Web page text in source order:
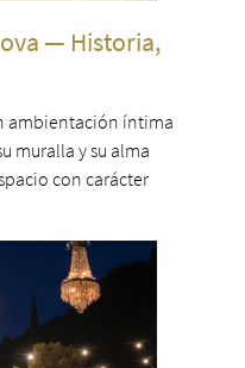
— Historia,
ambientación íntima
muralla y su alma
con carácter